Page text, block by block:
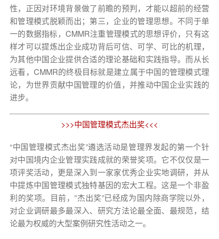
性，正因对环境背景做了前瞻的预判，才能以超前的经营
和管理模式脱颖而出；第三，企业的管理思想。不同于单
一的数据指标，CMMR注重管理模式的思想评价，只有这
样才可以提炼出企业成功背后可信、可学、可比的机理，
为其他中国企业提供合适的理论基础和实践指导。而从长
远看，CMMR的终极目标就是建立属于中国的管理模式理
论，为世界贡献中国管理的价值，并推动中国企业实践的
进步。
>>>中国管理模式杰出奖<<<
“中国管理模式杰出奖”遴选活动是管理界发起的第一个针
对中国境内企业管理实践成就的荣誉奖项。它不仅仅是一
项评奖活动，更是深入到一家家优秀企业实地调研，并从
中提炼中国管理模式独特基因的宏大工程。这是一个非盈
利的奖项。目前，”杰出奖”已经成为国内除商学院以外，
对企业调研最多最深入、研究方法论最全面、最规范，结
论最为权威的大型案例研究性活动之一。